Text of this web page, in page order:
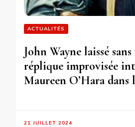
ACTUALITÉS
John Wayne laissé
réplique improvisée
Maureen O’Hara
21 JUILLET 2024